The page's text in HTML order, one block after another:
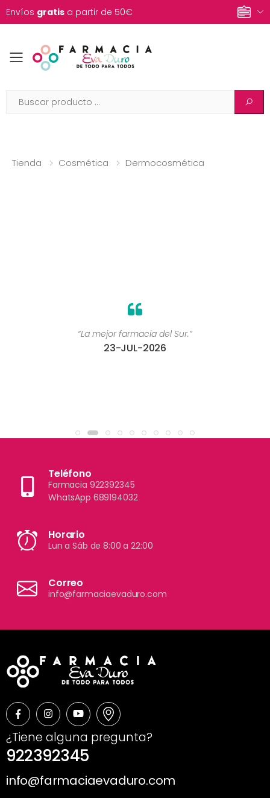
Envíos gratis a partir de 50€
Toggle mobile menu
Tienda Cosmética Dermocosmética
“La mejor farmacia del Sur.”
23-JUL-2026
Teléfono
Farmacia 922392345
WhatsApp 689194032
Horario
Lun a Sáb de 8:00 a 22:00
Correo
info@farmaciaevaduro.com
¿Tiene alguna pregunta?
922392345
info@farmaciaevaduro.com